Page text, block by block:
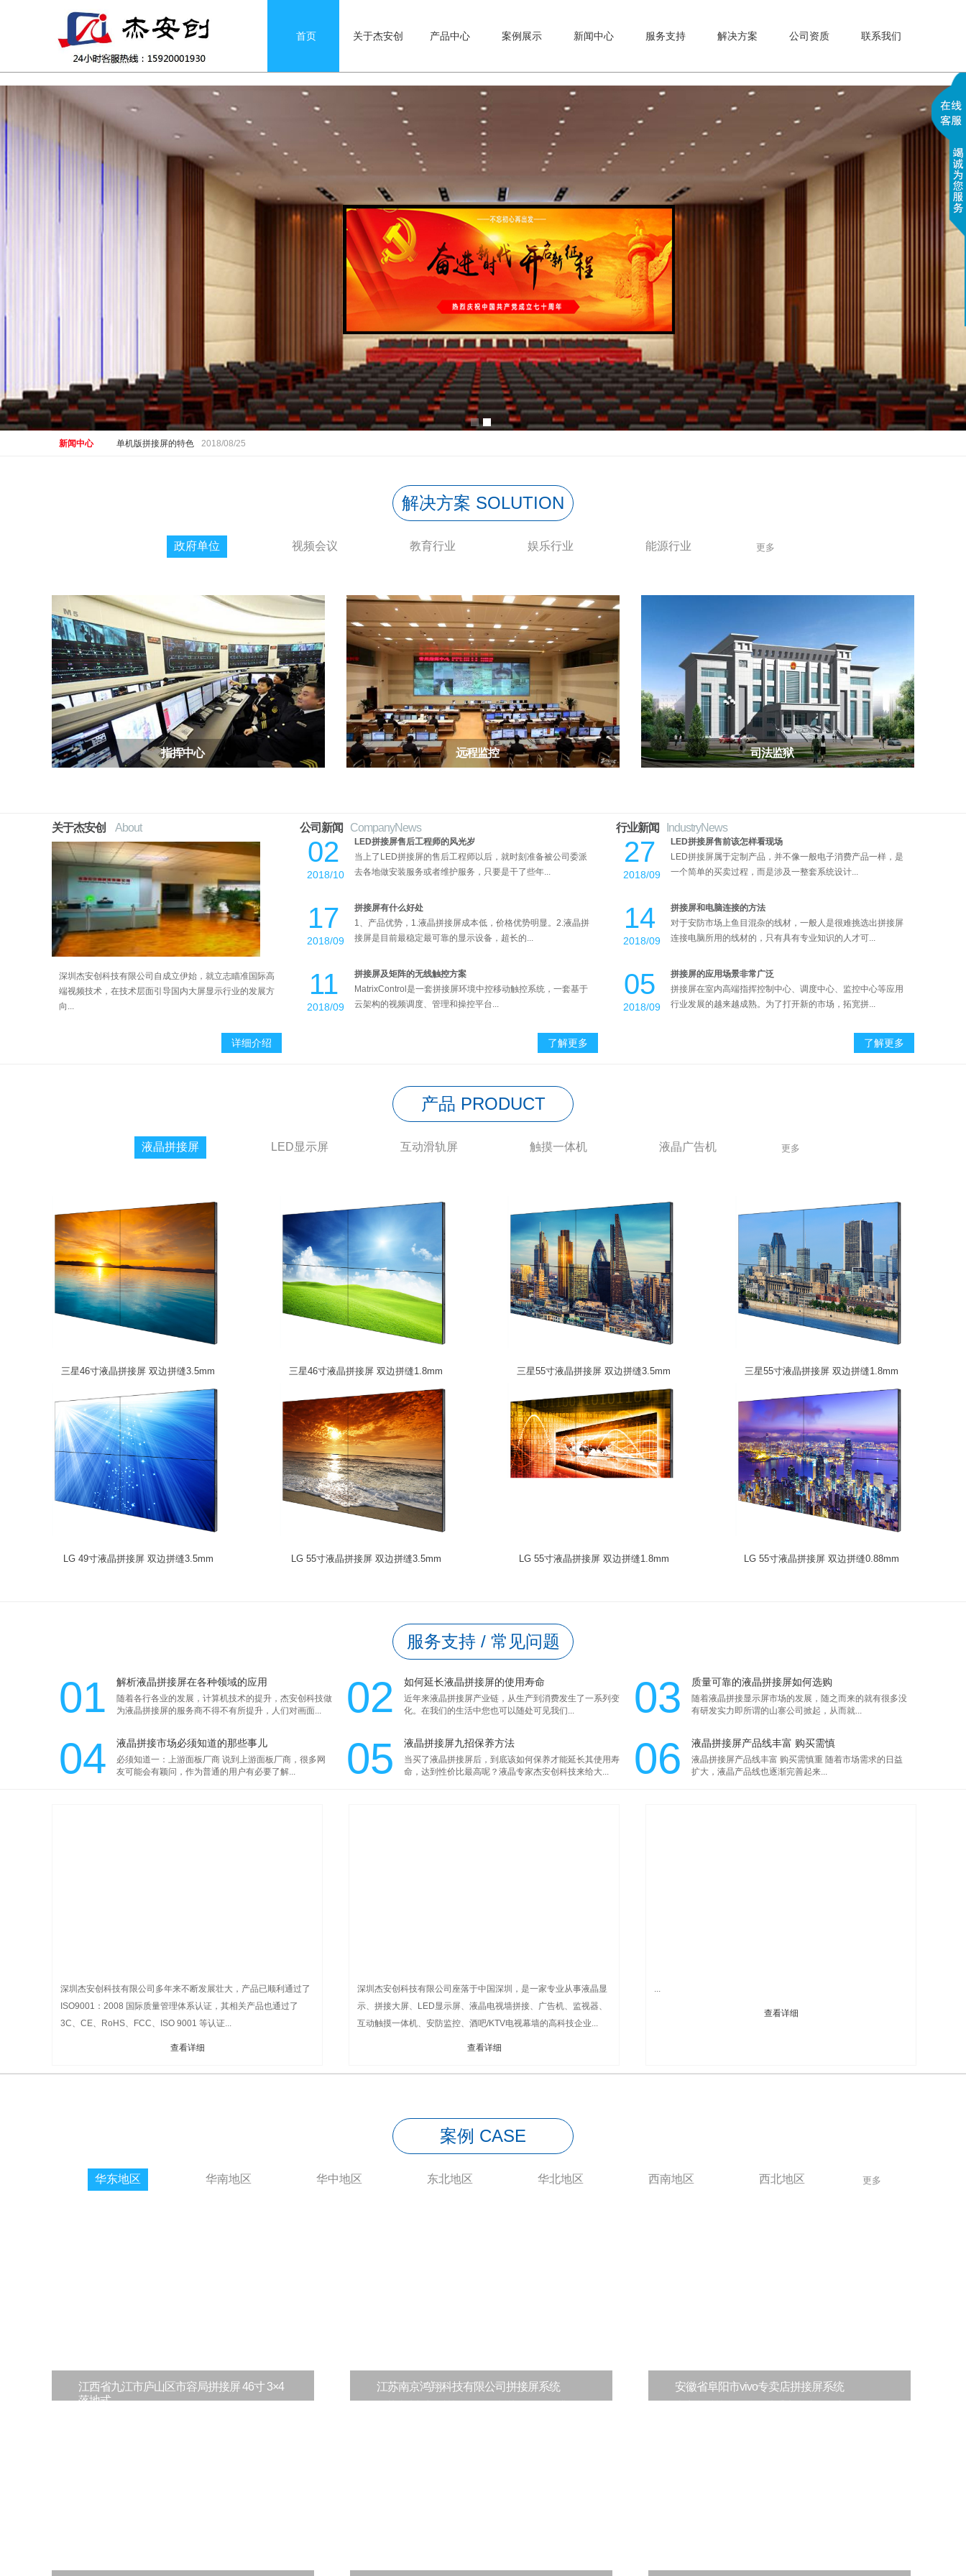
首页 关于杰安创 产品中心 案例展示 新闻中心 服务支持 解决方案 公司资质 联系我们
新闻中心
设计液晶拼接屏方案应该注意的问题 2023/01/31
深圳落地地式滑轨屏优点及缺点及内容设置？
2019/11/25
LED拼接屏售后工程师的风光岁月 2018/10/02
LED拼接屏售前该怎样看现场 2018/09/27
2018/09/17
拼接屏和电脑连接的方法 2018/09/14
拼接屏及矩阵的无线触控方案 2018/09/11
拼接屏的应用场景非常广泛 2018/09/05
单机版拼接屏的特色 2018/08/25
拼接屏施工环境应符合以下条款
拼接屏让球迷“临场”看世界杯 2018/07/10
高清智慧虚拟拼接屏震撼你的视界 2018/07/09
LED拼接屏在世界杯大放异彩 2018/07/06
LED拼接屏安装图解 2018/07/04
拼接屏的系统结构 2018/06/28
设计液晶拼接屏方案应该注意的问题 2023/01/31
深圳落地地式滑轨屏优点及缺点及内容设置？
液晶拼接屏中的技术原理简析 2019/11/25
LED拼接屏售前该怎样看现场
拼接屏有什么好处 2018/09/17
拼接屏和电脑连接的方法 2018/09/14
拼接屏及矩阵的无线触控方案 2018/09/11
拼接屏的应用场景非常广泛 2018/09/05
单机版拼接屏的特色 2018/08/25
LED拼接屏售前该如何看现场 2018/08/09
拼接屏的布线安装 2018/08/04
拼接屏施工环境应符合以下条款 2018/07/24
LED拼接屏在世界杯大放异彩 2018/07/06
解决方案 SOLUTION
政府单位 视频会议 教育行业 娱乐行业 能源行业 更多
指挥中心 远程监控 司法监狱
关于杰安创 About
深圳杰安创科技有限公司自成立伊始，就立志瞄准国际高
端视频技术，在技术层面引导国内大屏显示行业的发展方
向...
公司新闻 CompanyNews
02
2018/10
LED拼接屏售后工程师的风光岁
当上了LED拼接屏的售后工程师以后，就时刻准备被公司委派
去各地做安装服务或者维护服务，只要是干了些年...
17
2018/09
拼接屏有什么好处
1、产品优势，1.液晶拼接屏成本低，价格优势明显。2.液晶拼
接屏是目前最稳定最可靠的显示设备，超长的...
11
2018/09
拼接屏及矩阵的无线触控方案
MatrixControl是一套拼接屏环境中控移动触控系统，一套基于
云架构的视频调度、管理和操控平台...
行业新闻 IndustryNews
27
2018/09
LED拼接屏售前该怎样看现场
LED拼接屏属于定制产品，并不像一般电子消费产品一样，是
一个简单的买卖过程，而是涉及一整套系统设计...
14
2018/09
拼接屏和电脑连接的方法
对于安防市场上鱼目混杂的线材，一般人是很难挑选出拼接屏
连接电脑所用的线材的，只有具有专业知识的人才可...
05
2018/09
拼接屏的应用场景非常广泛
拼接屏在室内高端指挥控制中心、调度中心、监控中心等应用
行业发展的越来越成熟。为了打开新的市场，拓宽拼...
详细介绍 了解更多 了解更多
产品 PRODUCT
液晶拼接屏 LED显示屏 互动滑轨屏 触摸一体机 液晶广告机 更多
三星46寸液晶拼接屏 双边拼缝3.5mm 三星46寸液晶拼接屏 双边拼缝1.8mm 三星55寸液晶拼接屏 双边拼缝3.5mm 三星55寸液晶拼接屏 双边拼缝1.8mm
LG 49寸液晶拼接屏 双边拼缝3.5mm LG 55寸液晶拼接屏 双边拼缝3.5mm LG 55寸液晶拼接屏 双边拼缝1.8mm LG 55寸液晶拼接屏 双边拼缝0.88mm
服务支持/ 常见问题
01 解析液晶拼接屏在各种领域的应用
随着各行各业的发展，计算机技术的提升，杰安创科技做
为液晶拼接屏的服务商不得不有所提升，人们对画面...
02 如何延长液晶拼接屏的使用寿命
近年来液晶拼接屏产业链，从生产到消费发生了一系列变
化。在我们的生活中您也可以随处可见我们...
03 质量可靠的液晶拼接屏如何选购
随着液晶拼接显示屏市场的发展，随之而来的就有很多没
有研发实力即所谓的山寨公司掀起，从而就...
04 液晶拼接市场必须知道的那些事儿
必须知道一：上游面板厂商 说到上游面板厂商，很多网
友可能会有颖问，作为普通的用户有必要了解...
05 液晶拼接屏九招保养方法
当买了液晶拼接屏后，到底该如何保养才能延长其使用寿
命，达到性价比最高呢？液晶专家杰安创科技来给大...
06 液晶拼接屏产品线丰富 购买需慎
液晶拼接屏产品线丰富 购买需慎重 随着市场需求的日益
扩大，液晶产品线也逐渐完善起来...
深圳杰安创科技有限公司多年来不断发展壮大，产品已顺利通过了
ISO9001：2008 国际质量管理体系认证，其相关产品也通过了
3C、CE、RoHS、FCC、ISO 9001 等认证...
查看详细
深圳杰安创科技有限公司座落于中国深圳，是一家专业从事液晶显
示、拼接大屏、LED显示屏、液晶电视墙拼接、广告机、监视器、
互动触摸一体机、安防监控、酒吧/KTV电视幕墙的高科技企业...
查看详细
...
查看详细
案例 CASE
华东地区 华南地区 华中地区 东北地区 华北地区 西南地区 西北地区 更多
江西省九江市庐山区市容局拼接屏 46寸 3×4
落地式
江苏南京鸿翔科技有限公司拼接屏系统 安徽省阜阳市vivo专卖店拼接屏系统